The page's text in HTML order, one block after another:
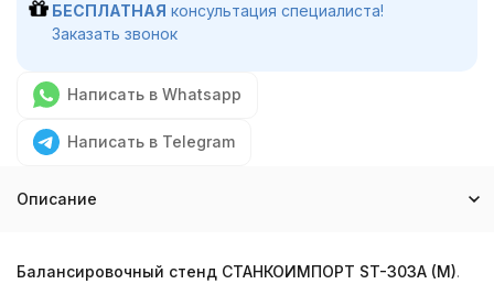
БЕСПЛАТНАЯ консультация специалиста!
Заказать звонок
Написать в Whatsapp
Написать в Telegram
Описание
Балансировочный стенд СТАНКОИМПОРТ ST-303A (M).